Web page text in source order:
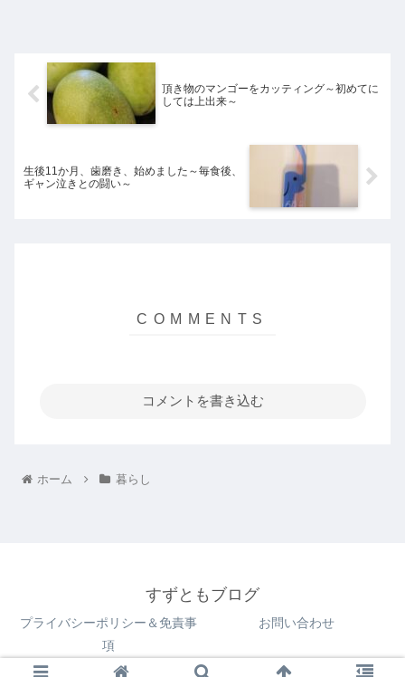
頂き物のマンゴーをカッティング～初めてに
しては上出来～
生後11か月、歯磨き、始めました～毎食後、
ギャン泣きとの闘い～
コメントを書き込む
ホーム 暮らし
すずともブログ
プライバシーポリシー＆免責事
項
お問い合わせ